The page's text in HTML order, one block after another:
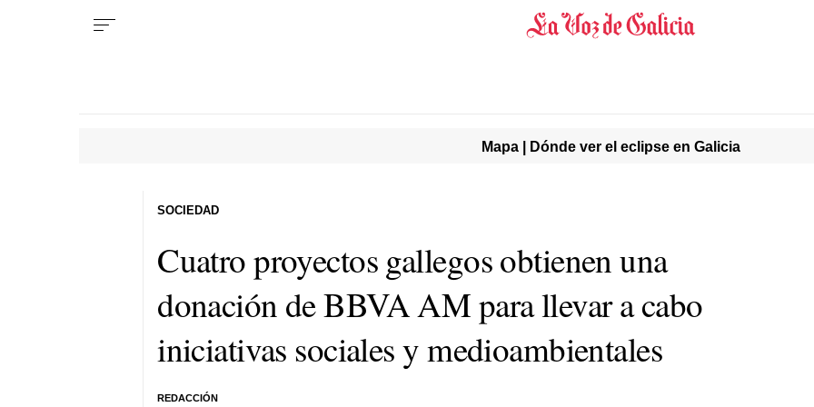
Mapa | Dónde ver el eclipse en Galicia
Cuatro proyectos gallegos obtienen una
donación de BBVA AM para llevar a cabo
iniciativas sociales y medioambientales
REDACCIÓN
SOCIEDAD